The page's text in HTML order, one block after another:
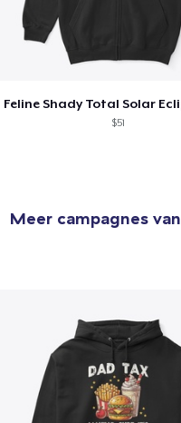
$51
Meer campagnes van